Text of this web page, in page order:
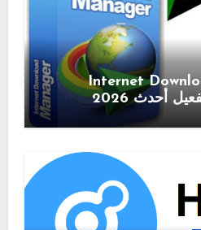
6.43 Internet
أحدث 2026